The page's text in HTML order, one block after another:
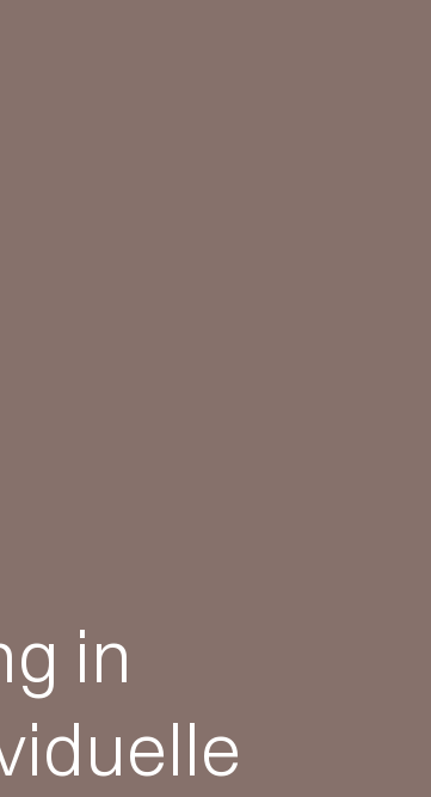
in